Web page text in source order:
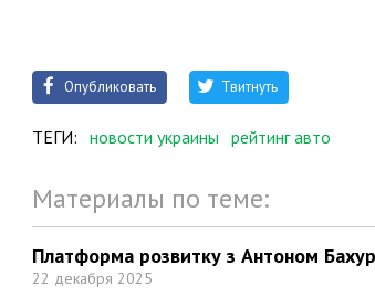
Опубликовать Твитнуть
ТЕГИ: новости украины рейтинг авто
Материалы по теме:
Платформа розвитку з Антоном
22 декабря 2025